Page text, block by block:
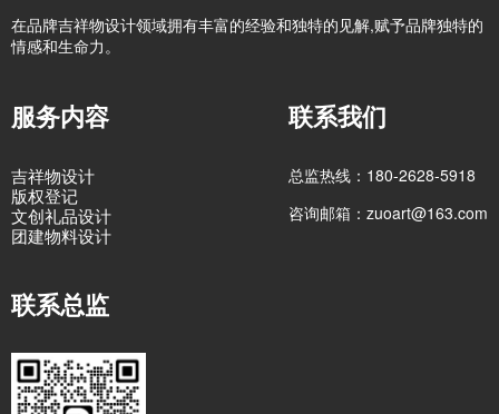
在品牌吉祥物设计领域拥有丰富的经验和独特的见解,赋予品牌独特的
情感和生命力。
服务内容
吉祥物设计
版权登记
文创礼品设计
团建物料设计
联系我们
总监热线：180-2628-5918
咨询邮箱：zuoart@163.com
联系总监